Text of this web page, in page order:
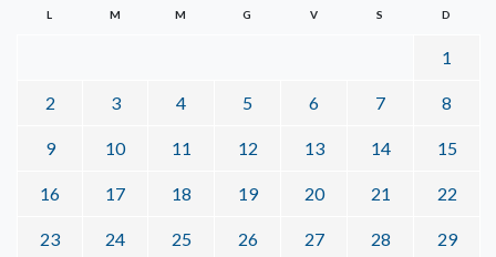
L M M G V S D
1
2 3 4 5 6 7 8
9 10 11 12 13 14 15
16 17 18 19 20 21 22
23 24 25 26 27 28 29